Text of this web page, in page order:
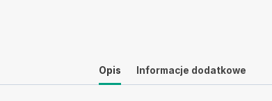
Opis Informacje dodatkowe